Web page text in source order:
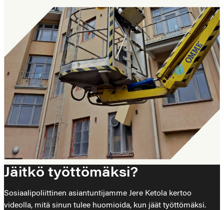
Jäitkö työttömäksi?
Sosiaalipoliittinen asiantuntijamme Jere Ketola kertoo
videolla, mitä sinun tulee huomioida, kun jäät työttömäksi.